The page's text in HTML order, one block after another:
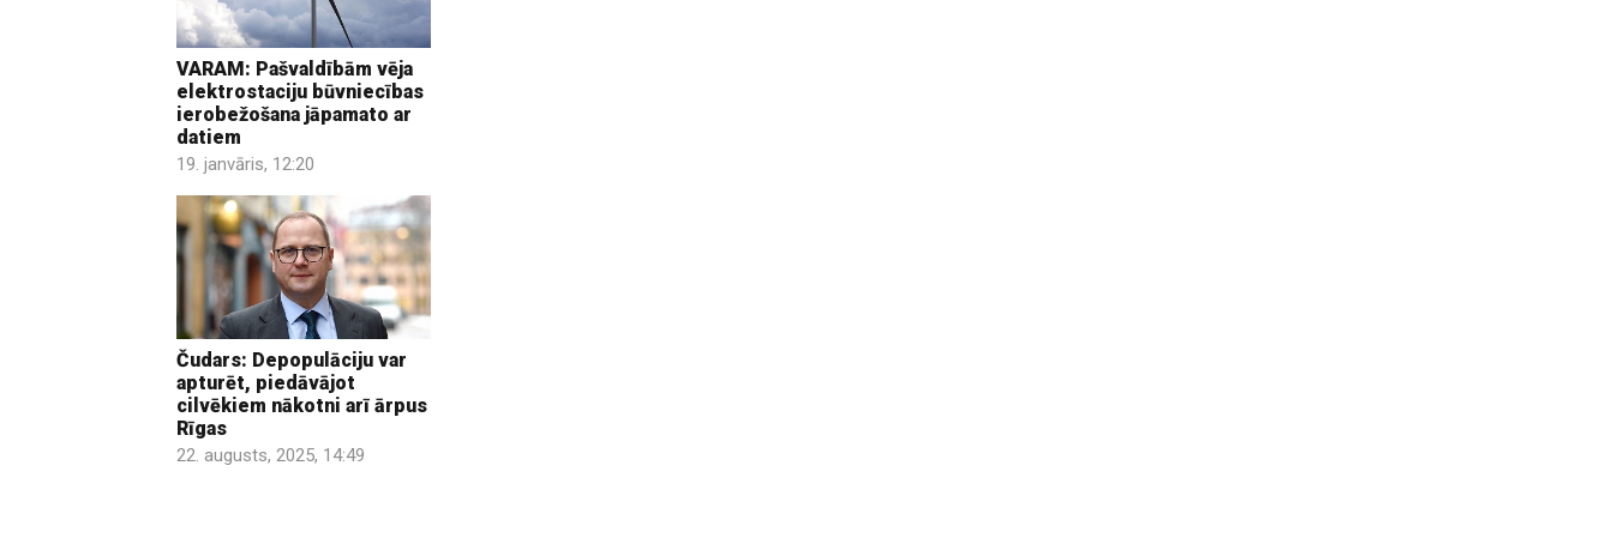
VARAM: Pašvaldībām vēja
elektrostaciju būvniecības
ierobežošana jāpamato ar
datiem
19. janvāris, 12:20
Čudars: Depopulāciju var
apturēt, piedāvājot
cilvēkiem nākotni arī ārpus
Rīgas
22. augusts, 2025, 14:49